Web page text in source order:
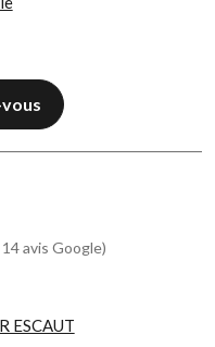
avis Google)
ESCAUT